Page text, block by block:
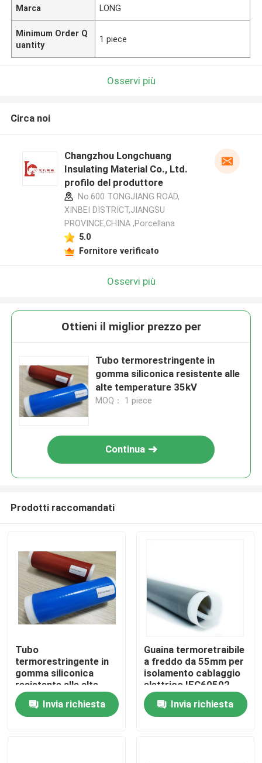
Casa
Prodotti
Marca LONG
Minimum Order Q
uantity
1 piece
Osservi più
Circa noi
Changzhou Longchuang
Insulating Material Co., Ltd.
profilo del produttore
No.600 TONGJIANG ROAD,
XINBEI DISTRICT,JIANGSU
PROVINCE,CHINA ,Porcellana
5.0
Fornitore verificato
Osservi più
Ottieni il miglior prezzo per
Tubo termorestringente in
gomma siliconica resistente alle
alte temperature 35kV
MOQ： 1 piece
Continua
Prodotti raccomandati
Tubo
termorestringente in
gomma siliconica
resistente alle alte
temperature 35kV
Invia richiesta
Guaina termoretraibile
a freddo da 55mm per
isolamento cablaggio
elettrico IEC60502
Invia richiesta